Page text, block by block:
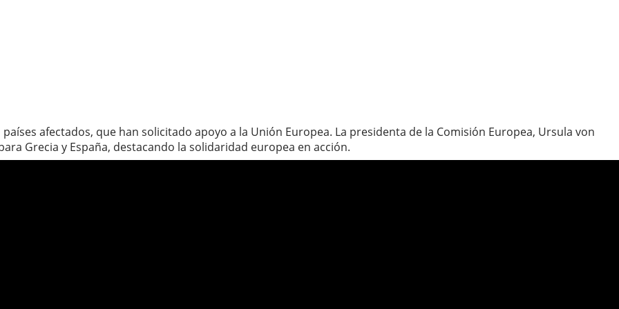
afectados, que han solicitado apoyo a la Unión Europea. La presidenta de la Comisión Europea, Ursula von
Grecia y España, destacando la solidaridad europea en acción.